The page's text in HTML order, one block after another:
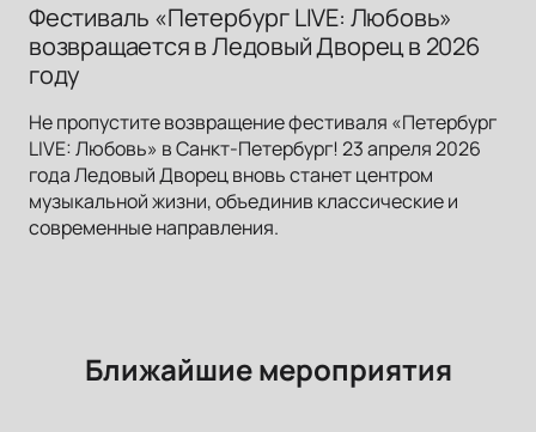
Фестиваль «Петербург LIVE: Любовь»
возвращается в Ледовый Дворец в 2026
году
Не пропустите возвращение фестиваля «Петербург
LIVE: Любовь» в Санкт-Петербург! 23 апреля 2026
года Ледовый Дворец вновь станет центром
музыкальной жизни, объединив классические и
современные направления.
Ближайшие мероприятия